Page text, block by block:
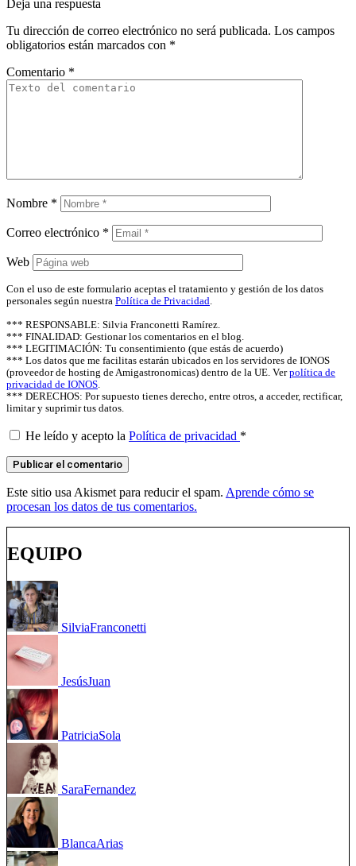
Deja una respuesta
Tu dirección de correo electrónico no será publicada. Los campos
obligatorios están marcados con *
Comentario *
Nombre *
Correo electrónico *
Web
Con el uso de este formulario aceptas el tratamiento y gestión de los datos
personales según nuestra Política de Privacidad.
*** RESPONSABLE: Silvia Franconetti Ramírez.
*** FINALIDAD: Gestionar los comentarios en el blog.
*** LEGITIMACIÓN: Tu consentimiento (que estás de acuerdo)
*** Los datos que me facilitas estarán ubicados en los servidores de IONOS
(proveedor de hosting de Amigastronomicas) dentro de la UE. Verpolítica de
privacidad de IONOS.
*** DERECHOS: Por supuesto tienes derecho, entre otros, a acceder, rectificar,
limitar y suprimir tus datos.
He leído y acepto la Política de privacidad *
Este sitio usa Akismet para reducir el spam. Aprende cómo se
procesan los datos de tus comentarios.
EQUIPO
SilviaFranconetti
JesúsJuan
PatriciaSola
SaraFernandez
BlancaArias